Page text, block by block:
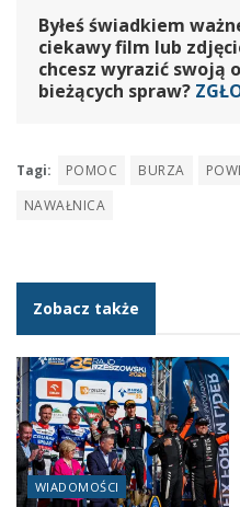
Byłeś świadkiem
ciekawy film lub
chcesz wyrazić swoją
bieżących spraw?
Tagi: POMOC BURZA
NAWAŁNICA
Zobacz także
WIADOMOŚCI